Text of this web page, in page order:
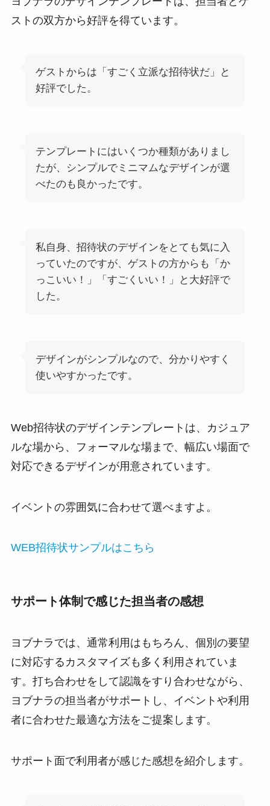
ストの双方から好評を得ています。
ゲストからは「すごく立派な招待状だ」と
好評でした。
テンプレートにはいくつか種類がありまし
たが、シンプルでミニマムなデザインが選
べたのも良かったです。
私自身、招待状のデザインをとても気に入
っていたのですが、ゲストの方からも「か
っこいい！」「すごくいい！」と大好評で
した。
デザインがシンプルなので、分かりやすく
使いやすかったです。
Web招待状のデザインテンプレートは、カジュア
ルな場から、フォーマルな場まで、幅広い場面で
対応できるデザインが用意されています。
イベントの雰囲気に合わせて選べますよ。
WEB招待状サンプルはこちら
サポート体制で感じた担当者の感想
ヨブナラでは、通常利用はもちろん、個別の要望
に対応するカスタマイズも多く利用されていま
す。打ち合わせをして認識をすり合わせながら、
ヨブナラの担当者がサポートし、イベントや利用
者に合わせた最適な方法をご提案します。
サポート面で利用者が感じた感想を紹介します。